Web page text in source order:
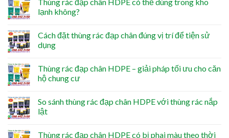
lạnh không?
Cách đặt thùng rác đạp chân đúng vị trí để tiện sử
dụng
Thùng rác đạp chân HDPE – giải pháp tối ưu cho căn
hộ chung cư
So sánh thùng rác đạp chân HDPE với thùng rác nắp
lật
Thùng rác đạp chân HDPE có bị phai màu theo thời